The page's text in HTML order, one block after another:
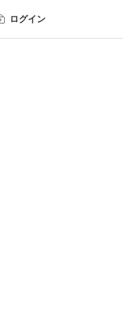
ログイン